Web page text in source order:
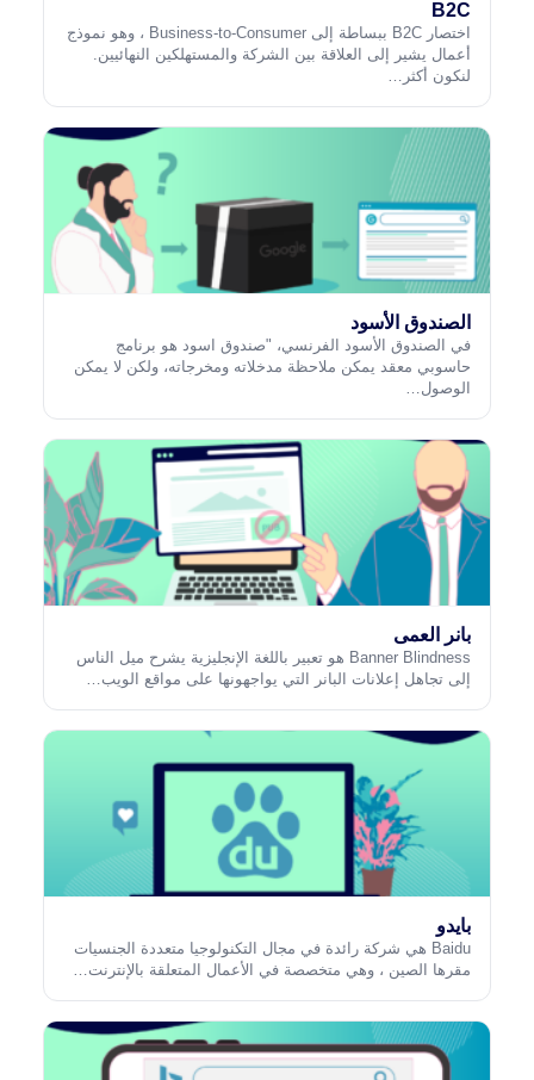
B2C
اختصار B2C ببساطة إلى Business-to-Consumer ، وهو نموذج
أعمال يشير إلى العلاقة بين الشركة والمستهلكين النهائيين.
لنكون أكثر…
الصندوق الأسود
في الصندوق الأسود الفرنسي، "صندوق اسود هو برنامج
حاسوبي معقد يمكن ملاحظة مدخلاته ومخرجاته، ولكن لا يمكن
الوصول…
بانر العمى
Banner Blindness هو تعبير باللغة الإنجليزية يشرح ميل الناس
إلى تجاهل إعلانات البانر التي يواجهونها على مواقع الويب…
بايدو
Baidu هي شركة رائدة في مجال التكنولوجيا متعددة الجنسيات
مقرها الصين ، وهي متخصصة في الأعمال المتعلقة بالإنترنت…